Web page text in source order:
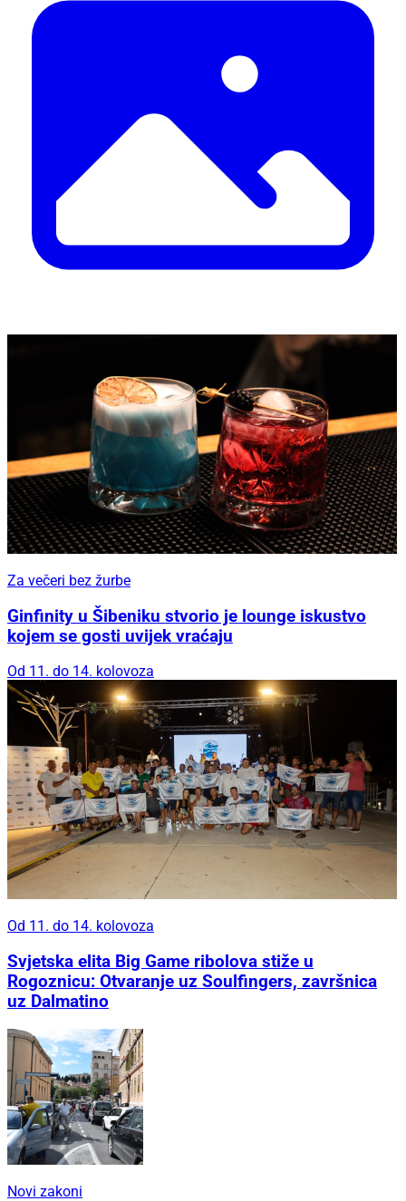
Za večeri bez žurbe
Ginfinity u Šibeniku stvorio je lounge iskustvo
kojem se gosti uvijek vraćaju
Od 11. do 14. kolovoza
Od 11. do 14. kolovoza
Svjetska elita Big Game ribolova stiže u
Rogoznicu: Otvaranje uz Soulfingers, završnica
uz Dalmatino
Novi zakoni